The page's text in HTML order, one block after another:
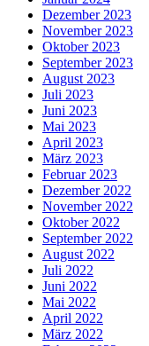
Dezember 2023
November 2023
Oktober 2023
September 2023
August 2023
Juli 2023
Juni 2023
Mai 2023
April 2023
März 2023
Februar 2023
Dezember 2022
November 2022
Oktober 2022
September 2022
August 2022
Juli 2022
Juni 2022
Mai 2022
April 2022
März 2022